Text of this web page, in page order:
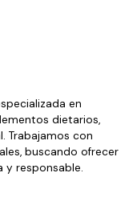
en
dietarios,
Trabajamos con
buscando ofrecer
y responsable.